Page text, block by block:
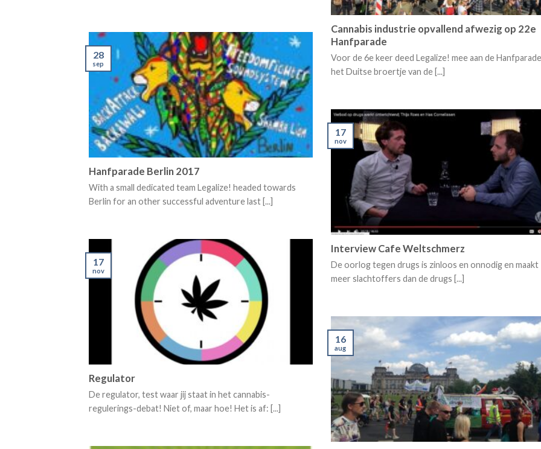
Cannabis industrie opvallend afwezig op 22e
Hanfparade
Voor de 6e keer deed Legalize! mee aan de
het Duitse broertje van de [...]
Hanfparade Berlin 2017
With a small dedicated team Legalize! headed towards
Berlin for an other successful adventure last [...]
28
sep
Interview Cafe Weltschmerz
De oorlog tegen drugs is zinloos en onnodig en maakt
meer slachtoffers dan de drugs [...]
17
nov
Regulator
De regulator, test waar jij staat in het cannabis-
regulerings-debat! Niet of, maar hoe! Het is af: [...]
17
nov
16
aug